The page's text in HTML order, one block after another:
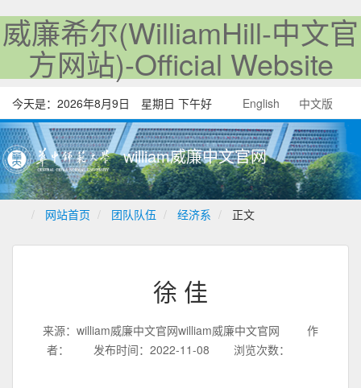
威廉希尔(WilliamHill-中文官
方网站)-Official Website
今天是： 2026年8月9日 星期日 下午好 English 中文版
william威廉中文官网
网站首页 团队队伍 经济系 正文
徐 佳
来源：william威廉中文官网william威廉中文官网
作
者：
发布时间：2022-11-08 浏览次数：